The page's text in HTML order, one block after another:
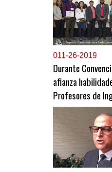
011-26-2019
Durante
afianza
Profesores de